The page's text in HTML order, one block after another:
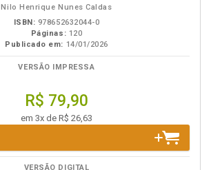
Nilo Henrique Nunes Caldas
ISBN: 978652632044-0
Páginas: 120
Publicado em: 14/01/2026
VERSÃO IMPRESSA
R$ 79,90
em 3x de R$ 26,63
VERSÃO DIGITAL